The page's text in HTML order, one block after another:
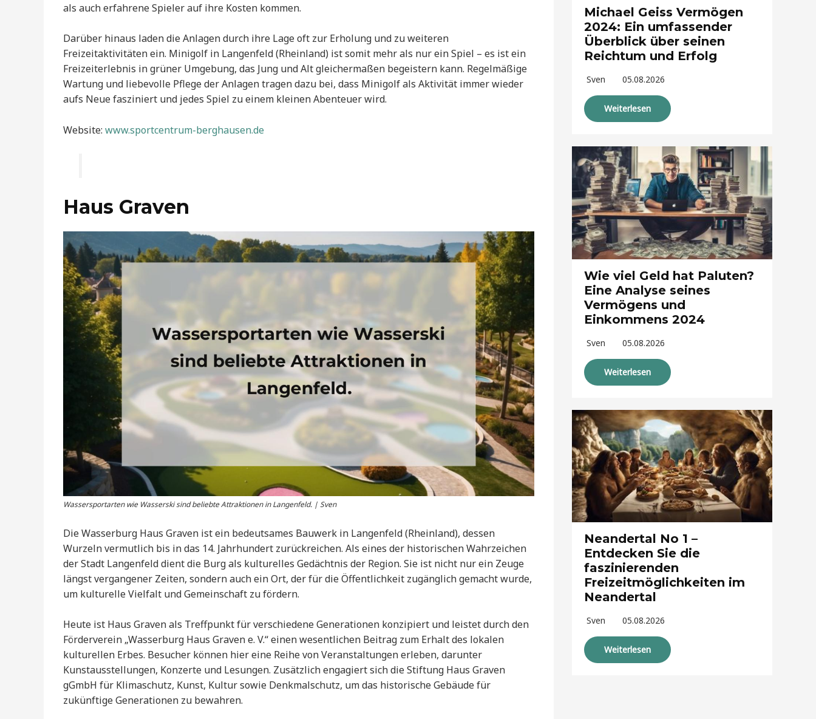
als auch erfahrene Spieler auf ihre Kosten kommen.
Darüber hinaus laden die Anlagen durch ihre Lage oft zur Erholung und zu weiteren
Freizeitaktivitäten ein. Minigolf in Langenfeld (Rheinland) ist somit mehr als nur ein Spiel – es ist ein
Freizeiterlebnis in grüner Umgebung, das Jung und Alt gleichermaßen begeistern kann. Regelmäßige
Wartung und liebevolle Pflege der Anlagen tragen dazu bei, dass Minigolf als Aktivität immer wieder
aufs Neue fasziniert und jedes Spiel zu einem kleinen Abenteuer wird.
Website: www.sportcentrum-berghausen.de
Haus Graven
Wassersportarten wie Wasserski sind beliebte Attraktionen in Langenfeld. | Sven
Die Wasserburg Haus Graven ist ein bedeutsames Bauwerk in Langenfeld (Rheinland), dessen
Wurzeln vermutlich bis in das 14. Jahrhundert zurückreichen. Als eines der historischen Wahrzeichen
der Stadt Langenfeld dient die Burg als kulturelles Gedächtnis der Region. Sie ist nicht nur ein Zeuge
längst vergangener Zeiten, sondern auch ein Ort, der für die Öffentlichkeit zugänglich gemacht wurde,
um kulturelle Vielfalt und Gemeinschaft zu fördern.
Heute ist Haus Graven als Treffpunkt für verschiedene Generationen konzipiert und leistet durch den
Förderverein „Wasserburg Haus Graven e. V.“ einen wesentlichen Beitrag zum Erhalt des lokalen
kulturellen Erbes. Besucher können hier eine Reihe von Veranstaltungen erleben, darunter
Kunstausstellungen, Konzerte und Lesungen. Zusätzlich engagiert sich die Stiftung Haus Graven
gGmbH für Klimaschutz, Kunst, Kultur sowie Denkmalschutz, um das historische Gebäude für
zukünftige Generationen zu bewahren.
Michael Geiss Vermögen
2024: Ein umfassender
Überblick über seinen
Reichtum und Erfolg
Sven 05.08.2026
Weiterlesen
Wie viel Geld hat Paluten?
Eine Analyse seines
Vermögens und
Einkommens 2024
Sven 05.08.2026
Weiterlesen
Neandertal No 1 –
Entdecken Sie die
faszinierenden
Freizeitmöglichkeiten im
Neandertal
Sven 05.08.2026
Weiterlesen